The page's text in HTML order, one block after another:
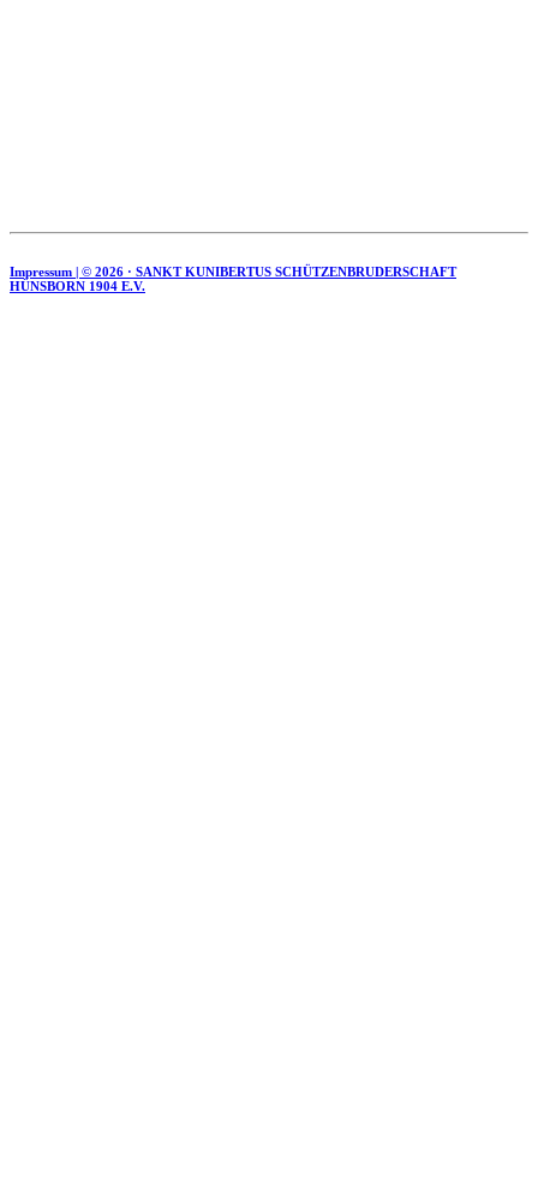
Impressum | © 2026 · SANKT KUNIBERTUS SCHÜTZENBRUDERSCHAFT
HÜNSBORN 1904 E.V.